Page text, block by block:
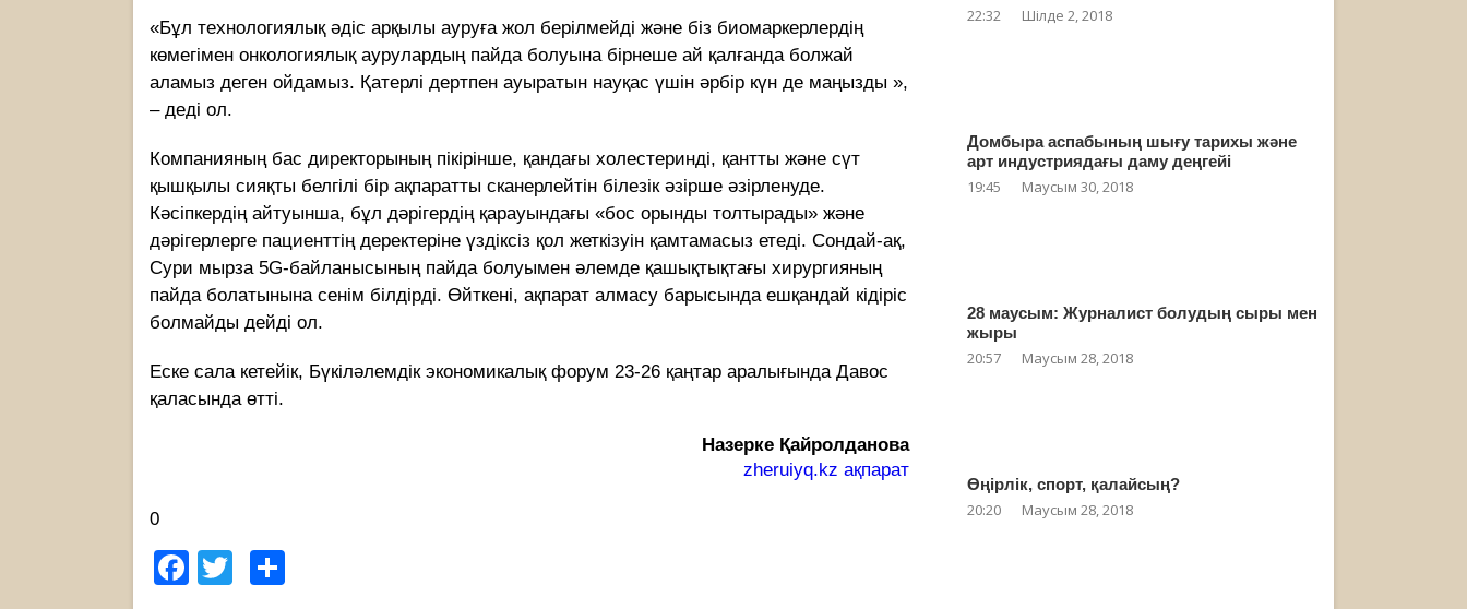
«Бұл технологиялық әдіс арқылы ауруға жол берілмейді және біз биомаркерлердің
көмегімен онкологиялық аурулардың пайда болуына бірнеше ай қалғанда болжай
аламыз деген ойдамыз. Қатерлі дертпен ауыратын науқас үшін әрбір күн де маңызды »,
– деді ол.
Компанияның бас директорының пікірінше, қандағы холестеринді, қантты және сүт
қышқылы сияқты белгілі бір ақпаратты сканерлейтін білезік әзірше әзірленуде.
Кәсіпкердің айтуынша, бұл дәрігердің қарауындағы «бос орынды толтырады» және
дәрігерлерге пациенттің деректеріне үздіксіз қол жеткізуін қамтамасыз етеді. Сондай-ақ,
Сури мырза 5G-байланысының пайда болуымен әлемде қашықтықтағы хирургияның
пайда болатынына сенім білдірді. Өйткені, ақпарат алмасу барысында ешқандай кідіріс
болмайды дейді ол.
Еске сала кетейік, Бүкіләлемдік экономикалық форум 23-26 қаңтар аралығында Давос
қаласында өтті.
Назерке Қайролданова
zheruiyq.kz ақпарат
0
Facebook
Twitter
22:32 Шілде 2, 2018
Домбыра аспабының шығу тарихы және
арт индустриядағы даму деңгейі
19:45 Маусым 30, 2018
28 маусым: Журналист болудың сыры мен
жыры
20:57 Маусым 28, 2018
Өңірлік, спорт, қалайсың?
20:20 Маусым 28, 2018